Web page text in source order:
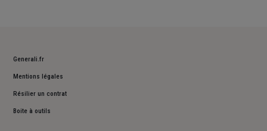
Generali.fr
Mentions légales
Résilier un contrat
Boite à outils